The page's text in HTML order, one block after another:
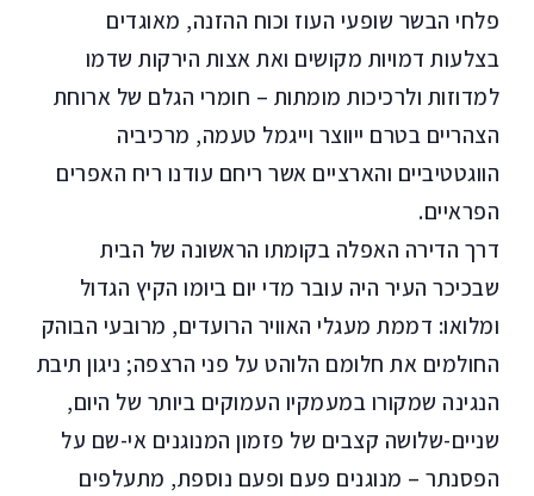
פלחי הבשר שופעי העוז וכוח ההזנה, מאוגדים
בצלעות דמויות מקושים ואת אצות הירקות שדמו
למדוזות ולרכיכות מומתות – חומרי הגלם של ארוחת
הצהריים בטרם ייווצר וייגמל טעמה, מרכיביה
הווגטטיביים והארציים אשר ריחם עודנו ריח האפרים
הפראיים.
דרך הדירה האפלה בקומתו הראשונה של הבית
שבכיכר העיר היה עובר מדי יום ביומו הקיץ הגדול
ומלואו: דממת מעגלי האוויר הרועדים, מרובעי הבוהק
החולמים את חלומם הלוהט על פני הרצפה; ניגון תיבת
הנגינה שמקורו במעמקיו העמוקים ביותר של היום,
שניים-שלושה קצבים של פזמון המנוגנים אי-שם על
הפסנתר – מנוגנים פעם ופעם נוספת, מתעלפים